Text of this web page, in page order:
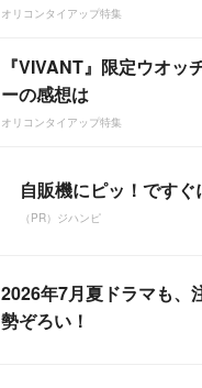
オリコンタイアップ特集
『VIVANT』限定ウオッ
ーの感想は
オリコンタイアップ特集
自販機にピッ！ですぐ
（PR）ジハンピ
2026年7月夏ドラマも、
勢ぞろい！